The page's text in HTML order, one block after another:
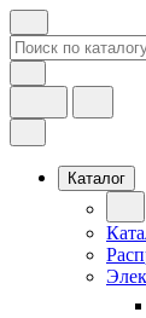
Каталог